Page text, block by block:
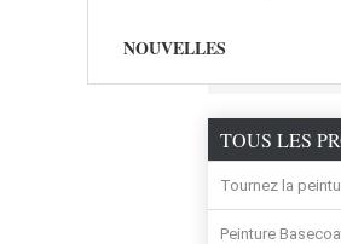
NOUVELLES
TOUS LES
Tournez la
Peinture